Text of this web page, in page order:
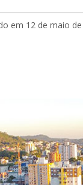
em 12 de maio de